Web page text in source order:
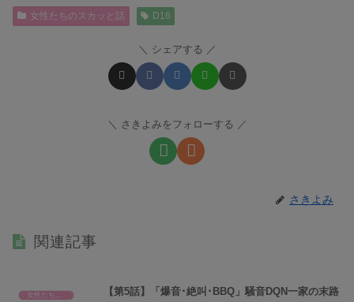
女性たちのスカッと話 D16
シェアする
さきよみをフォローする
さきよみ
関連記事
女性たちのスカッと話 【第5話】「爆音･絶叫･BBQ」騒音DQN一家の末路